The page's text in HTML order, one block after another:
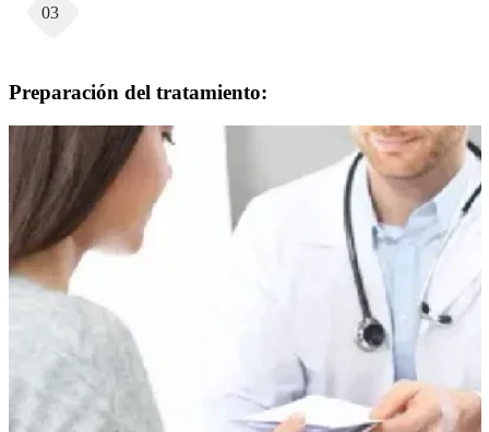
03
Preparación del tratamiento: